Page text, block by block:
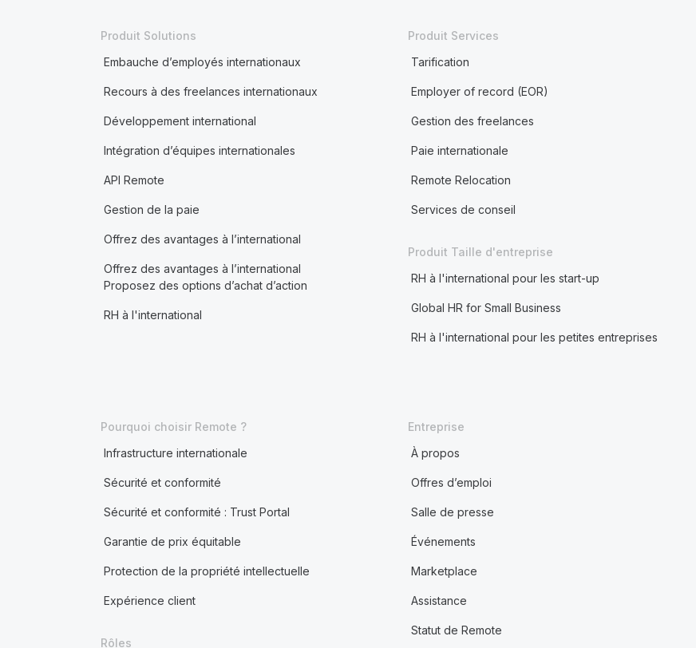
Produit Solutions
Embauche d’employés internationaux
Recours à des freelances internationaux
Développement international
Intégration d’équipes internationales
API Remote
Gestion de la paie
Offrez des avantages à l’international
Offrez des avantages à l’international
Proposez des options d’achat d’action
RH à l'international
Produit Services
Tarification
Employer of record (EOR)
Gestion des freelances
Paie internationale
Remote Relocation
Services de conseil
Produit Taille d'entreprise
RH à l'international pour les start-up
Global HR for Small Business
RH à l'international pour les petites entreprises
Pourquoi choisir Remote ?
Infrastructure internationale
Sécurité et conformité
Sécurité et conformité : Trust Portal
Garantie de prix équitable
Protection de la propriété intellectuelle
Expérience client
Rôles
Entreprise
À propos
Offres d’emploi
Salle de presse
Événements
Marketplace
Assistance
Statut de Remote